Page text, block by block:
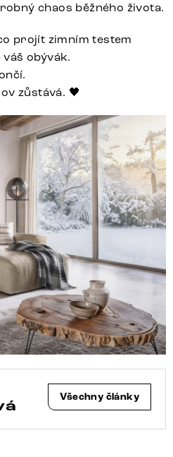
chaos běžného života.
projít zimním testem
obývák.
zůstává. 🖤
Všechny články